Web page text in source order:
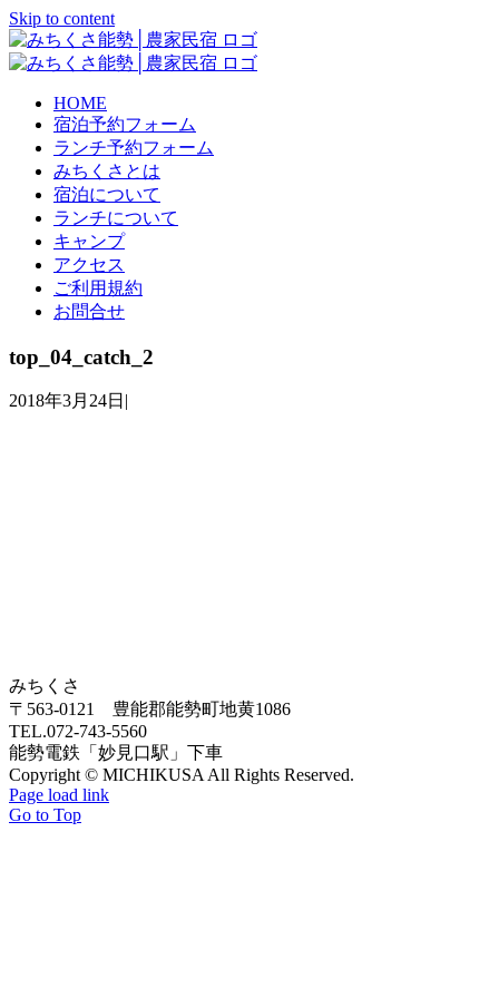
Skip to content
HOME
宿泊予約フォーム
ランチ予約フォーム
みちくさとは
宿泊について
ランチについて
キャンプ
アクセス
ご利用規約
お問合せ
top_04_catch_2
2018年3月24日 |
みちくさ
〒563-0121 豊能郡能勢町地黄1086
TEL.072-743-5560
能勢電鉄「妙見口駅」下車
Copyright © MICHIKUSA All Rights Reserved.
Page load link
Go to Top